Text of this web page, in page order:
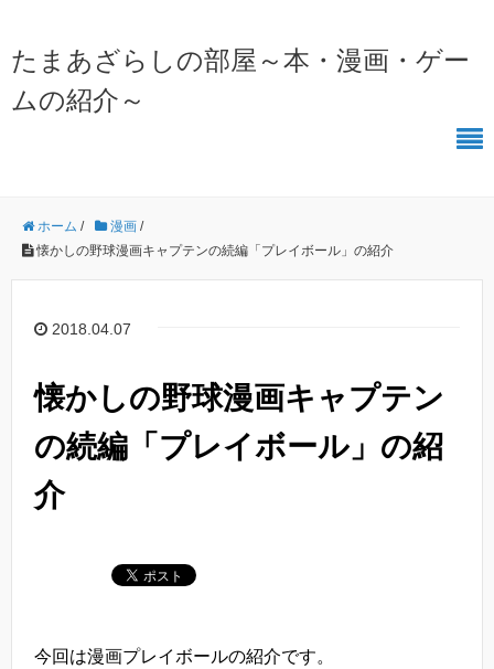
たまあざらしの部屋～本・漫画・ゲー
ムの紹介～
ホーム / 漫画 /
懐かしの野球漫画キャプテンの続編「プレイボール」の紹介
2018.04.07
懐かしの野球漫画キャプテン
の続編「プレイボール」の紹
介
今回は漫画プレイボールの紹介です。